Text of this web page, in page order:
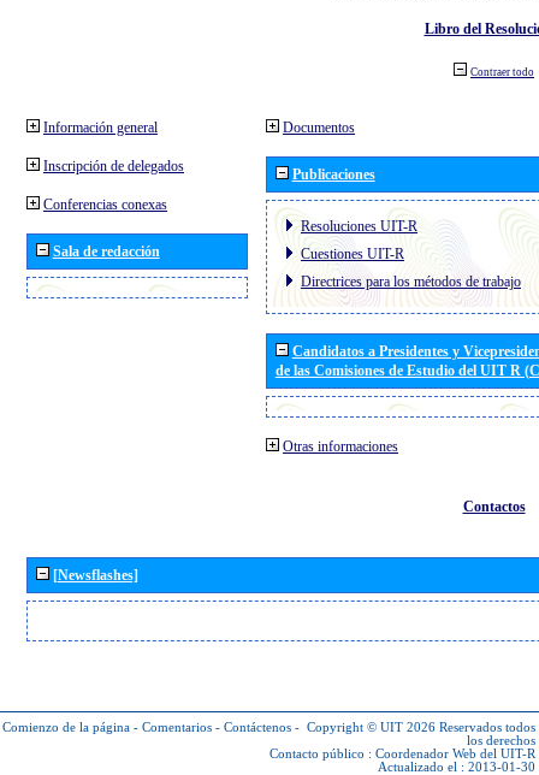
Libro del
Contraer todo
Información general
Inscripción de delegados
Conferencias conexas
Sala de redacción
Documentos
Publicaciones
Resoluciones UIT-R
Cuestiones UIT-R
Directrices para los métodos de trabajo
Candidatos a Presidentes y
de las Comisiones de Estudio del UIT R
Otras informaciones
Contactos
[Newsflashes]
Comienzo de la página - Comentarios - Contáctenos - Copyright © UIT 2026 Reservados todos
los derechos
Contacto público : Coordenador Web del UIT-R
Actualizado el : 2013-01-30